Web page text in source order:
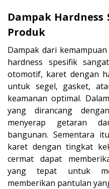
Dampak
Produk
Dampak dari
hardness spesifik
otomotif, karet dengan
untuk segel, gasket,
keamanan optimal.
yang dirancang
menyerap getaran
bangunan. Sementara
karet dengan tingkat
cermat dapat
yang tepat untuk
memberikan pantulan